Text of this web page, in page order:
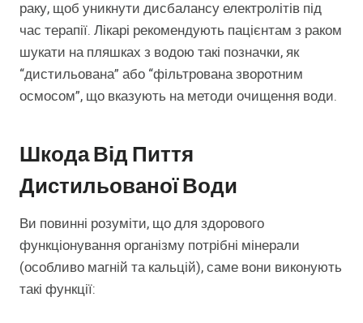
раку, щоб уникнути дисбалансу електролітів під
час терапії. Лікарі рекомендують пацієнтам з раком
шукати на пляшках з водою такі позначки, як
“дистильована” або “фільтрована зворотним
осмосом”, що вказують на методи очищення води.
Шкода Від Пиття
Дистильованої Води
Ви повинні розуміти, що для здорового
функціонування організму потрібні мінерали
(особливо магній та кальцій), саме вони виконують
такі функції: